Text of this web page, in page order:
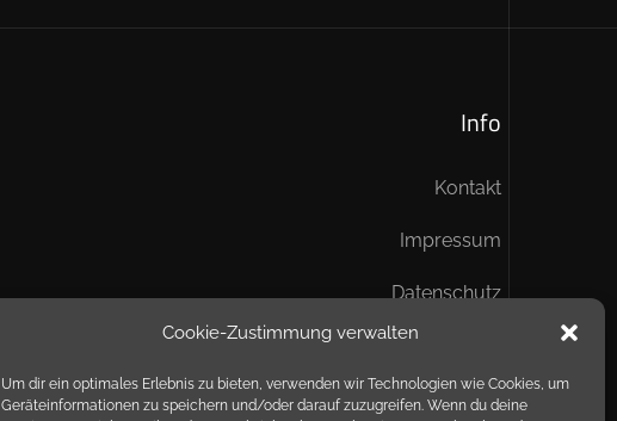
Cookie-Zustimmung verwalten
Um dir ein optimales Erlebnis zu bieten, verwenden wir Technologien wie Cookies, um
Geräteinformationen zu speichern und/oder darauf zuzugreifen. Wenn du deine
Info
Kontakt
Impressum
Datenschutz